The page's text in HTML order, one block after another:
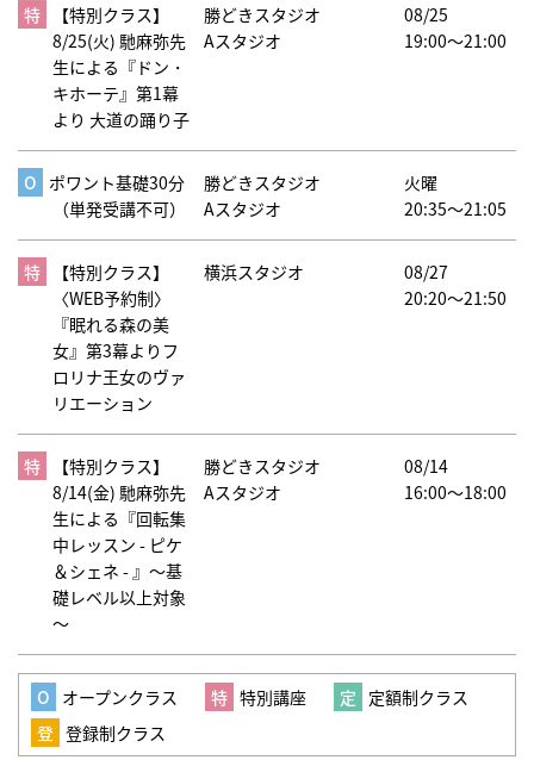
【特別クラス】
8/25(火) 馳麻弥先
生による『ドン・
キホーテ』第1幕
より 大道の踊り子
勝どきスタジオ
Aスタジオ
08/25
19:00～21:00
ポワント基礎30分
（単発受講不可）
勝どきスタジオ
Aスタジオ
火曜
20:35～21:05
【特別クラス】
〈WEB予約制〉
『眠れる森の美
女』第3幕よりフ
ロリナ王女のヴァ
リエーション
横浜スタジオ
08/27
20:20～21:50
【特別クラス】
8/14(金) 馳麻弥先
生による『回転集
中レッスン - ピケ
＆シェネ - 』～基
礎レベル以上対象
～
勝どきスタジオ
Aスタジオ
08/14
16:00～18:00
オープンクラス 特別講座
定額制クラス
登録制クラス